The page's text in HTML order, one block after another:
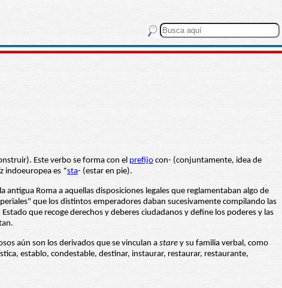
Este verbo se forma con el prefijo con- (conjuntamente, idea de
indoeuropea es *sta- (estar en pie).
Roma a aquellas disposiciones legales que reglamentaban algo de
que los distintos emperadores daban sucesivamente compilando las
que recoge derechos y deberes ciudadanos y define los poderes y las
aún son los derivados que se vinculan a stare y su familia verbal, como
establo, condestable, destinar, instaurar, restaurar, restaurante,